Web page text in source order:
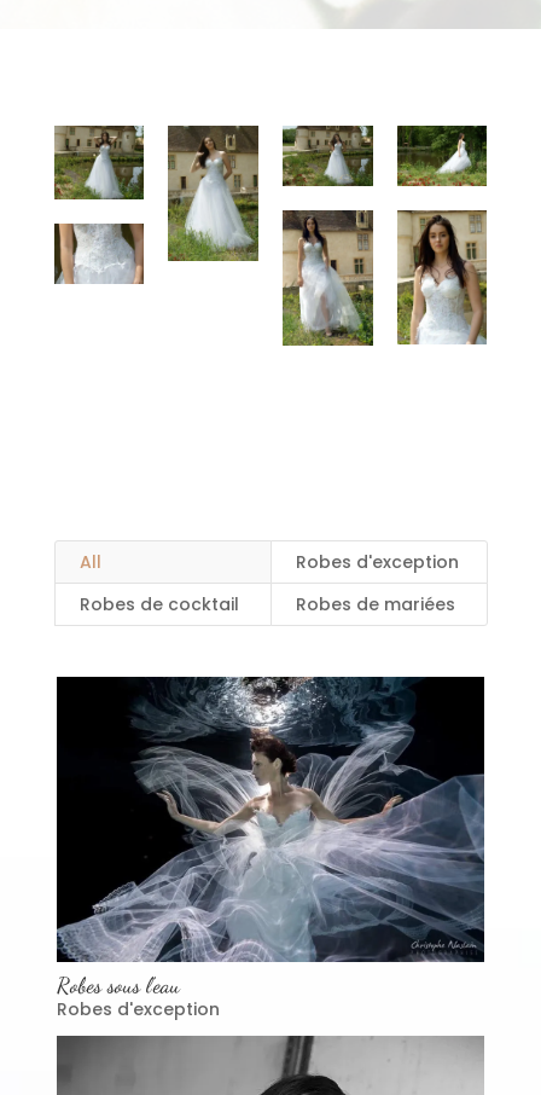
All
Robes d'exception
Robes de cocktail
Robes de mariées
Robes sous l’eau
Robes d'exception